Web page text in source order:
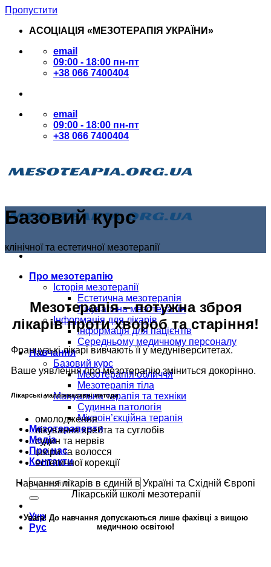
Пропустити
АСОЦІАЦІЯ «МЕЗОТЕРАПІЯ УКРАЇНИ»
email
09:00 - 18:00 пн-пт
+38 066 7400404
email
09:00 - 18:00 пн-пт
+38 066 7400404
Про мезотерапію
Історія мезотерапії
Естетична мезотерапія
Лікувальна мезотерапія
Інформація для лікарів
Інформація для пацієнтів
Середньому медичному персоналу
Навчання
Базовий курс
Мезотерапія обличчя
Мезотерапія тіла
Мануальна терапія та техніки
Судинна патологія
Мікроін’єкційна терапія
Мезотерапевти
Медіа
Про нас
Контакти
Укр
Рус
Базовий курс
клінічної та естетичної мезотерапії
Мезотерапія – потужна зброя
лікарів проти хвороб та старіння!
Французькі лікарі вивчають її у медуніверситетах.
Ваше уявлення про мезотерапію зміниться докорінно.
Лікарські малоінвазивні методи
омолодження
лікування хребта та суглобів
судин та нервів
шкіри та волосся
естетичної корекції
Навчання лікарів в єдиній в Україні та Східній Європі
Лікарській школі мезотерапії
Увага! До навчання допускаються лише фахівці з вищою
медичною освітою!